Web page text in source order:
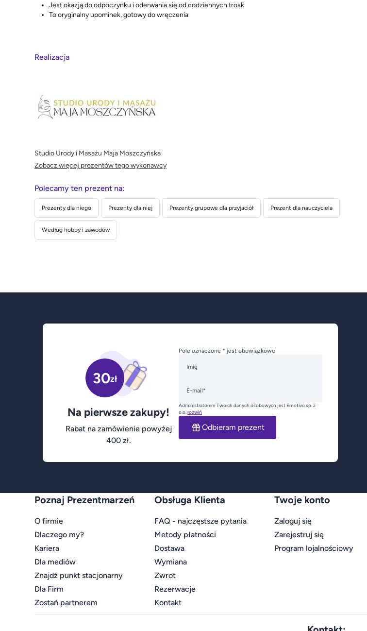
Jest okazją do odpoczynku i oderwania się od codziennych trosk
To oryginalny upominek, gotowy do wręczenia
Realizacja
Studio Urody i Masażu Maja Moszczyńska
Zobacz więcej prezentów tego wykonawcy
Polecamy ten prezent na:
Prezenty dla niego Prezenty dla niej Prezenty grupowe dla przyjaciół Prezent dla nauczyciela
Według hobby i zawodów
30zł
Na pierwsze zakupy!
Rabat na zamówienie powyżej
400 zł.
Pole oznaczone * jest obowiązkowe
Imię
E-mail*
Administratorem Twoich danych osobowych jest Emotivo sp. z
o.o.rozwiń
Odbieram prezent
Poznaj Prezentmarzeń
O firmie
Dlaczego my?
Kariera
Dla mediów
Znajdź punkt stacjonarny
Dla Firm
Zostań partnerem
Obsługa Klienta
FAQ - najczęstsze pytania
Metody płatności
Dostawa
Wymiana
Zwrot
Rezerwacje
Kontakt
Twoje konto
Zaloguj się
Zarejestruj się
Program lojalnościowy